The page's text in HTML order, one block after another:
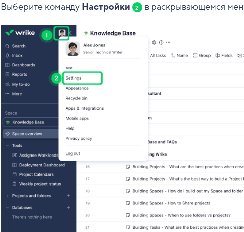
Выберите команду Настройки 2 в раскрывающемся